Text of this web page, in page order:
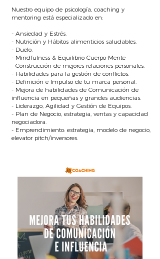
Nuestro equipo de psicología, coaching y
mentoring está especializado en:
- Ansiedad y Estrés.
- Nutrición y Hábitos alimenticios saludables.
- Duelo.
- Mindfulness & Equilibrio Cuerpo-Mente
- Construcción de mejores relaciones personales.
- Habilidades para la gestión de conflictos.
- Definición e Impulso de tu marca personal.
- Mejora de habilidades de Comunicación de
influencia en pequeñas y grandes audiencias.
- Liderazgo, Agilidad y Gestión de Equipos.
- Plan de Negocio, estrategia, ventas y capacidad
negociadora.
- Emprendimiento: estrategia, modelo de negocio,
elevator pitch/inversores.